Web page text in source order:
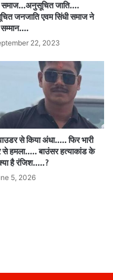
समाज…अनुसूचित जाति….
जनजाति एवम सिंधी समाज ने
सम्मान….
22, 2023
से किया अंधा….. फिर भारी
से हमला….. बाउंसर हत्याकांड के
है रंजिश…..?
5, 2026